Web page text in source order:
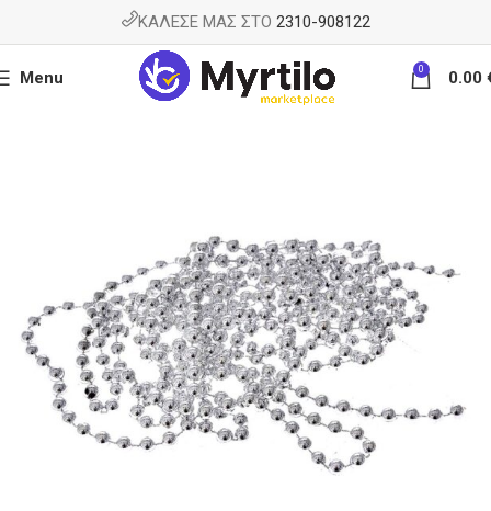
ΚΑΛΕΣΕ ΜΑΣ ΣΤΟ 2310-908122
Menu 0 0.00